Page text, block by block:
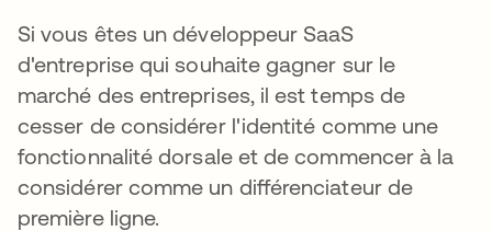
Si vous êtes un développeur SaaS
d'entreprise qui souhaite gagner sur le
marché des entreprises, il est temps de
cesser de considérer l'identité comme une
fonctionnalité dorsale et de commencer à la
considérer comme un différenciateur de
première ligne.